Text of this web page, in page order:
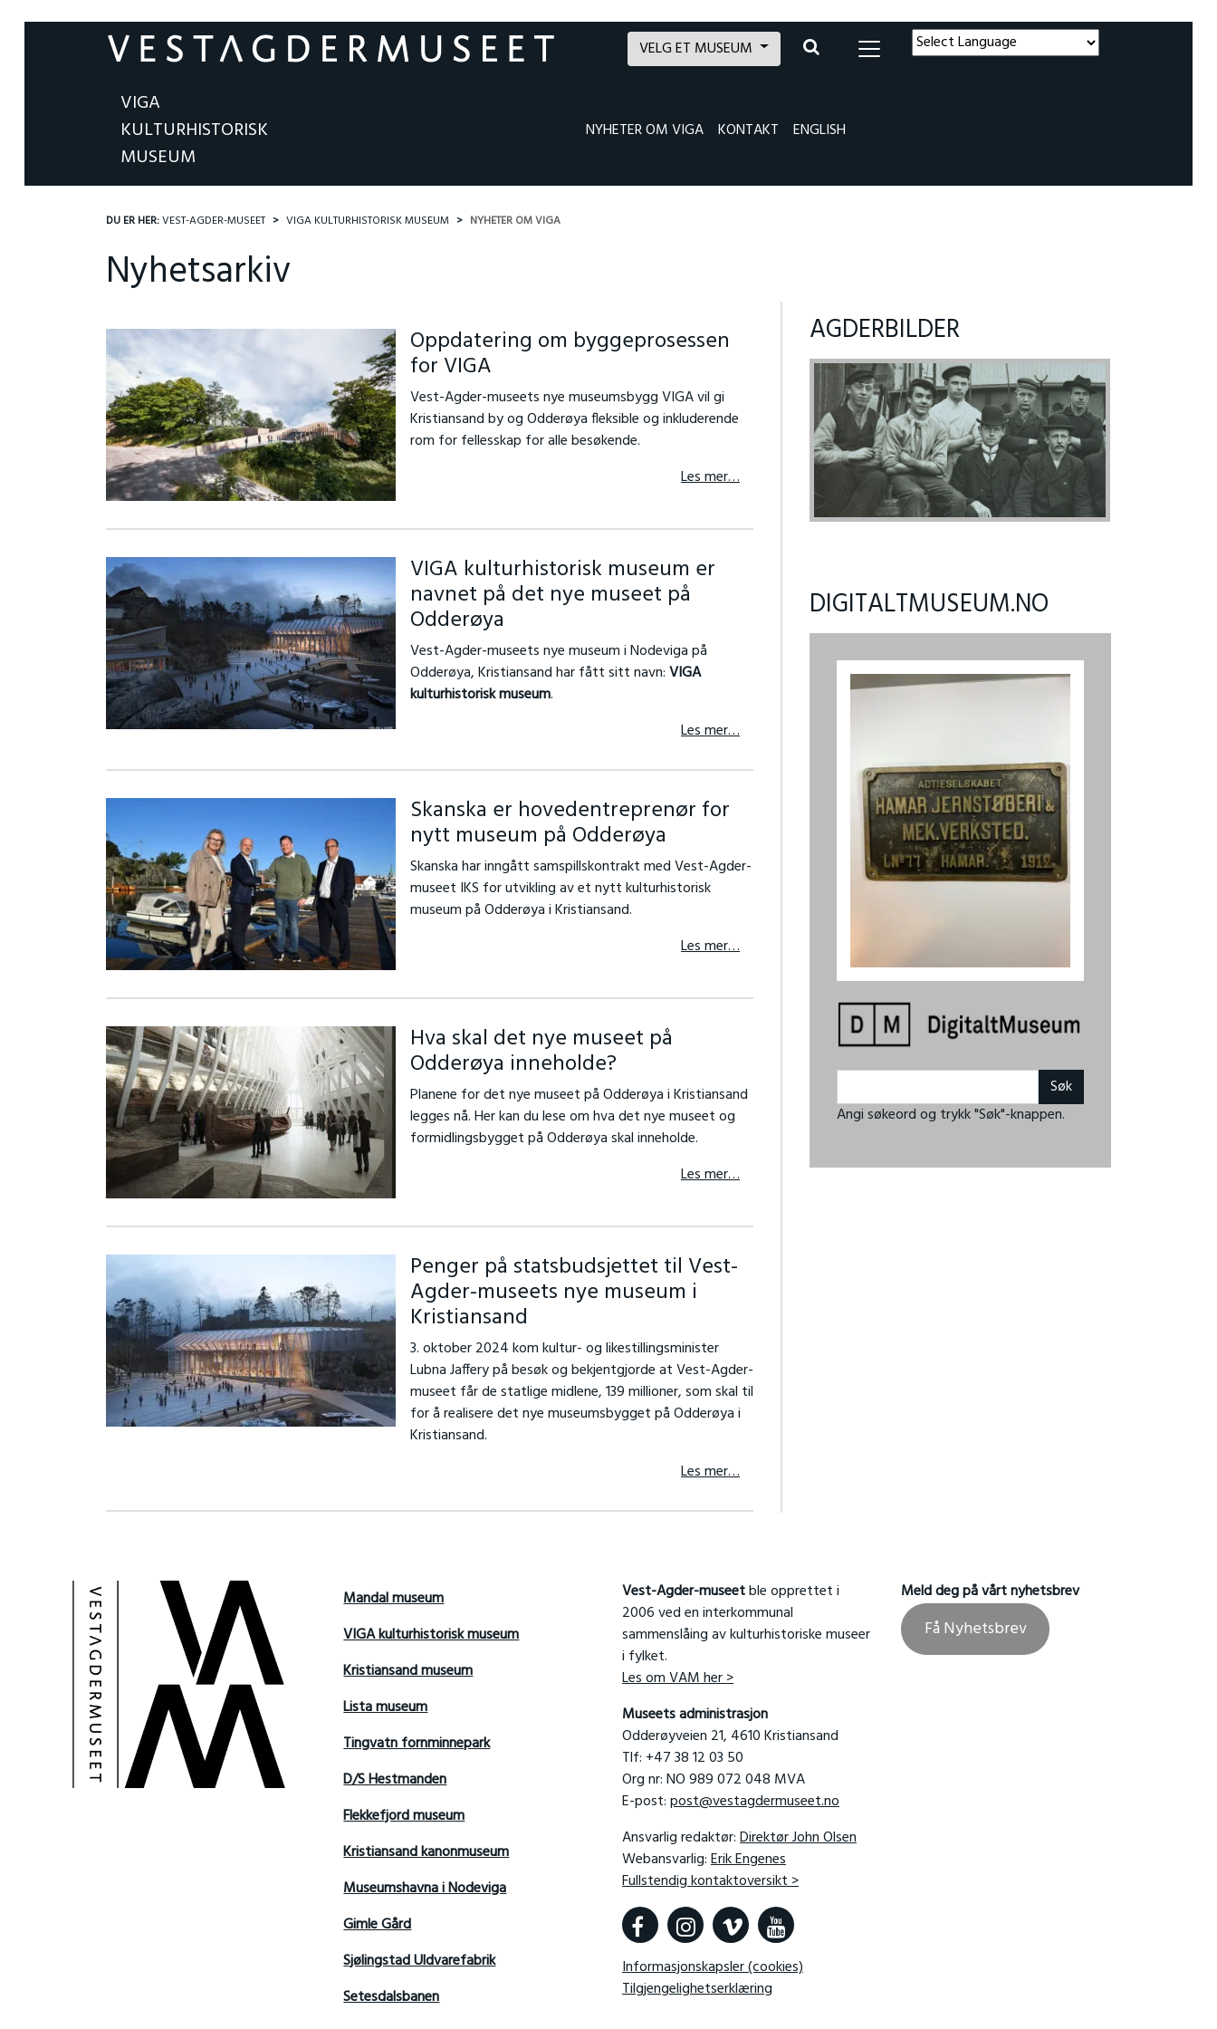
VELG ET MUSEUM
VIGA
KULTURHISTORISK
MUSEUM
NYHETER OM VIGA KONTAKT ENGLISH
DU ER HER:VEST-AGDER-MUSEET VIGA KULTURHISTORISK MUSEUM NYHETER OM VIGA
Nyhetsarkiv
Oppdatering om byggeprosessen
for VIGA
Vest-Agder-museets nye museumsbygg VIGA vil gi
Kristiansand by og Odderøya fleksible og inkluderende
rom for fellesskap for alle besøkende.
Les mer…
VIGA kulturhistorisk museum er
navnet på det nye museet på
Odderøya
Vest-Agder-museets nye museum i Nodeviga på
Odderøya, Kristiansand har fått sitt navn:VIGA
kulturhistorisk museum.
Les mer…
Skanska er hovedentreprenør for
nytt museum på Odderøya
Skanska har inngått samspillskontrakt med Vest-Agder-
museet IKS for utvikling av et nytt kulturhistorisk
museum på Odderøya i Kristiansand.
Les mer…
Hva skal det nye museet på
Odderøya inneholde?
Planene for det nye museet på Odderøya i Kristiansand
legges nå. Her kan du lese om hva det nye museet og
formidlingsbygget på Odderøya skal inneholde.
Les mer…
Penger på statsbudsjettet til Vest-
Agder-museets nye museum i
Kristiansand
3. oktober 2024 kom kultur- og likestillingsminister
Lubna Jaffery på besøk og bekjentgjorde at Vest-Agder-
museet får de statlige midlene, 139 millioner, som skal til
for å realisere det nye museumsbygget på Odderøya i
Kristiansand.
Les mer…
AGDERBILDER
DIGITALTMUSEUM.NO
Angi søkeord og trykk "Søk"-knappen.
Mandal museum
VIGA kulturhistorisk museum
Kristiansand museum
Lista museum
Tingvatn fornminnepark
D/S Hestmanden
Flekkefjord museum
Kristiansand kanonmuseum
Museumshavna i Nodeviga
Gimle Gård
Sjølingstad Uldvarefabrik
Setesdalsbanen
Vest-Agder-museetble opprettet i
2006 ved en interkommunal
sammenslåing av kulturhistoriske museer
i fylket.
Les om VAM her >
Museets administrasjon
Odderøyveien 21, 4610 Kristiansand
Tlf: +47 38 12 03 50
Org nr: NO 989 072 048 MVA
E-post:post@vestagdermuseet.no
Ansvarlig redaktør:Direktør John Olsen
Webansvarlig:Erik Engenes
Fullstendig kontaktoversikt >
Informasjonskapsler (cookies)
Tilgjengelighetserklæring
Meld deg på vårt nyhetsbrev
Få Nyhetsbrev